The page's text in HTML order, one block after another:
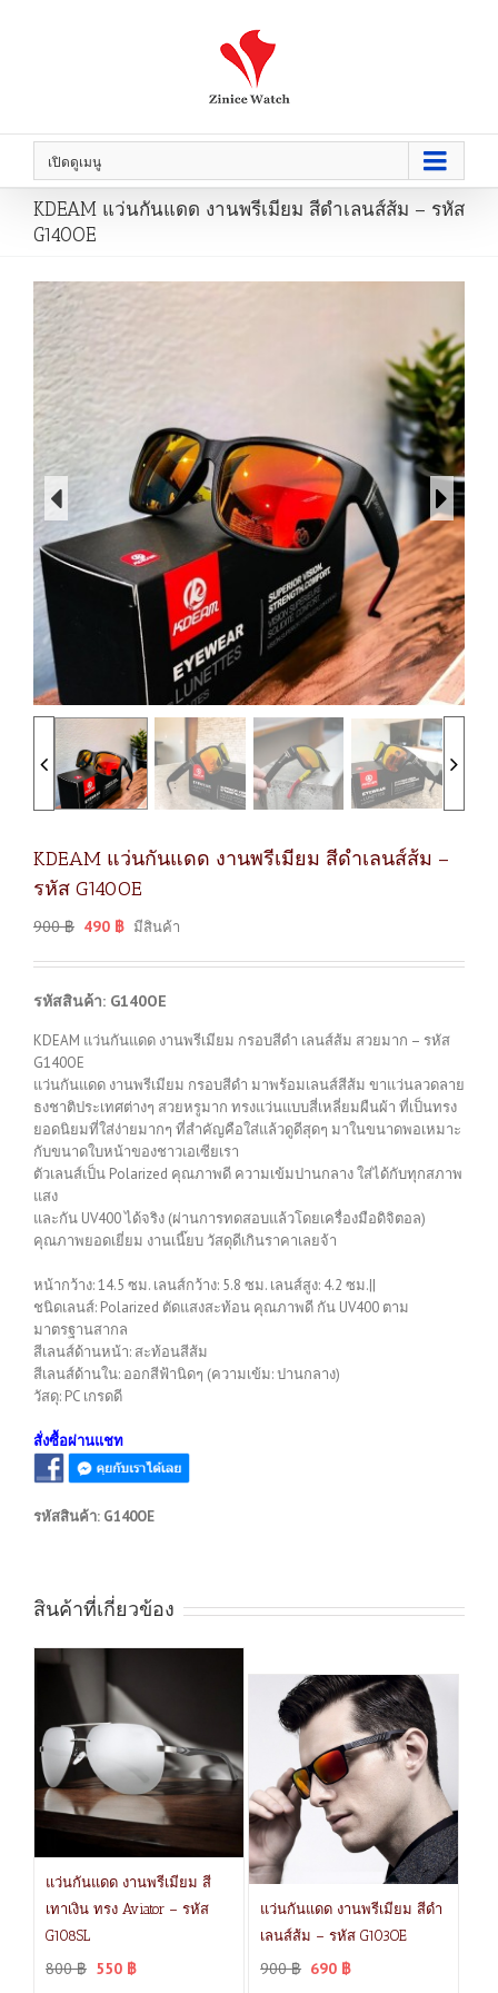
เปิดดูเมนู
KDEAM แว่นกันแดด งานพรีเมียม สีดำเลนส์ส้ม – รหัส
G140OE
KDEAM แว่นกันแดด งานพรีเมียม สีดำเลนส์ส้ม –
รหัส G140OE
900฿ 490 ฿ มีสินค้า
รหัสสินค้า: G140OE
KDEAM แว่นกันแดด งานพรีเมียม กรอบสีดำ เลนส์ส้ม สวยมาก – รหัส
G140OE
แว่นกันแดด งานพรีเมียม กรอบสีดำ มาพร้อมเลนส์สีส้ม ขาแว่นลวดลาย
ธงชาติประเทศต่างๆ สวยหรูมาก ทรงแว่นแบบสี่เหลี่ยมผืนผ้า ที่เป็นทรง
ยอดนิยมที่ใส่ง่ายมากๆ ที่สำคัญคือใส่แล้วดูดีสุดๆ มาในขนาดพอเหมาะ
กับขนาดใบหน้าของชาวเอเซียเรา
ตัวเลนส์เป็น Polarized คุณภาพดี ความเข้มปานกลาง ใส่ได้กับทุกสภาพ
แสง
และกัน UV400 ได้จริง (ผ่านการทดสอบแล้วโดยเครื่องมือดิจิตอล)
คุณภาพยอดเยี่ยม งานเนี๊ยบ วัสดุดีเกินราคาเลยจ้า
หน้ากว้าง: 14.5 ซม. เลนส์กว้าง: 5.8 ซม. เลนส์สูง: 4.2 ซม.||
ชนิดเลนส์: Polarized ตัดแสงสะท้อน คุณภาพดี กัน UV400 ตาม
มาตรฐานสากล
สีเลนส์ด้านหน้า: สะท้อนสีส้ม
สีเลนส์ด้านใน: ออกสีฟ้านิดๆ (ความเข้ม: ปานกลาง)
วัสดุ: PC เกรดดี
สั่งซื้อผ่านแชท
รหัสสินค้า: G140OE
สินค้าที่เกี่ยวข้อง
แว่นกันแดด งานพรีเมียม สี
เทาเงิน ทรง Aviator – รหัส
G108SL
800฿ 550 ฿
แว่นกันแดด งานพรีเมียม สีดำ
เลนส์ส้ม – รหัส G103OE
900฿ 690 ฿